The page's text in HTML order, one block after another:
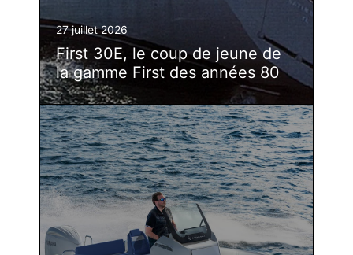
27 juillet 2026
First 30E, le coup de jeune de
la gamme First des années 80